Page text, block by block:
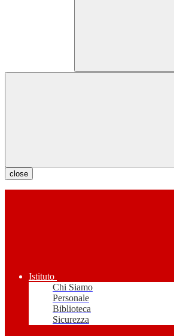
close
Istituto
Chi Siamo
Personale
Biblioteca
Sicurezza